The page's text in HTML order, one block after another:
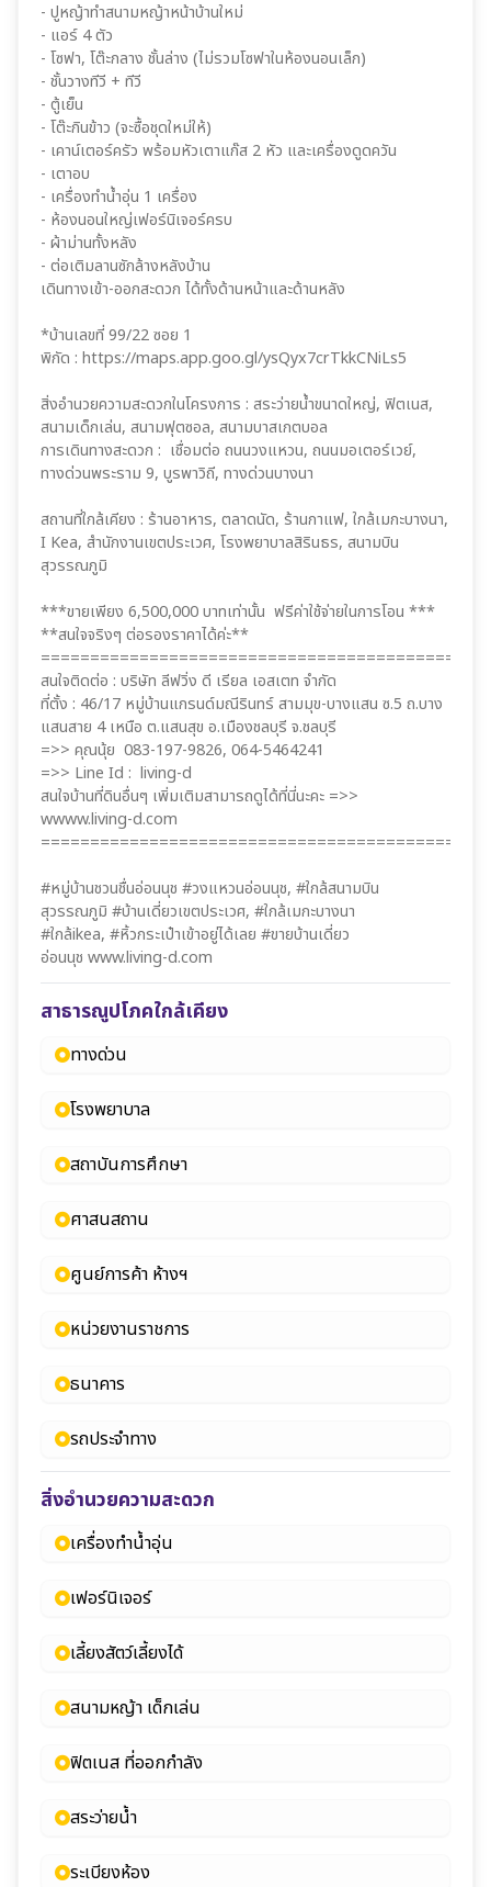
- ปูหญ้าทำสนามหญ้าหน้าบ้านใหม่
- แอร์ 4 ตัว
- โซฟา, โต๊ะกลาง ชั้นล่าง (ไม่รวมโซฟาในห้องนอนเล็ก)
- ชั้นวางทีวี + ทีวี
- ตู้เย็น
- โต๊ะกินข้าว (จะซื้อชุดใหม่ให้)
- เคาน์เตอร์ครัว พร้อมหัวเตาแก๊ส 2 หัว และเครื่องดูดควัน
- เตาอบ
- เครื่องทำน้ำอุ่น 1 เครื่อง
- ห้องนอนใหญ่เฟอร์นิเจอร์ครบ
- ผ้าม่านทั้งหลัง
- ต่อเติมลานซักล้างหลังบ้าน
เดินทางเข้า-ออกสะดวก ได้ทั้งด้านหน้าและด้านหลัง
*บ้านเลขที่ 99/22 ซอย 1
พิกัด : https://maps.app.goo.gl/ysQyx7crTkkCNiLs5
สิ่งอำนวยความสะดวกในโครงการ : สระว่ายน้ำขนาดใหญ่, ฟิตเนส,
สนามเด็กเล่น, สนามฟุตซอล, สนามบาสเกตบอล
การเดินทางสะดวก : เชื่อมต่อ ถนนวงแหวน, ถนนมอเตอร์เวย์,
ทางด่วนพระราม 9, บูรพาวิถี, ทางด่วนบางนา
สถานที่ใกล้เคียง : ร้านอาหาร, ตลาดนัด, ร้านกาแฟ, ใกล้เมกะบางนา,
I Kea, สำนักงานเขตประเวศ, โรงพยาบาลสิรินธร, สนามบิน
สุวรรณภูมิ
***ขายเพียง 6,500,000 บาทเท่านั้น ฟรีค่าใช้จ่ายในการโอน ***
**สนใจจริงๆ ต่อรองราคาได้ค่ะ**
สนใจติดต่อ : บริษัท ลีฟวิ่ง ดี เรียล เอสเตท จำกัด
ที่ตั้ง : 46/17 หมู่บ้านแกรนด์มณีรินทร์ สามมุข-บางแสน ซ.5 ถ.บาง
แสนสาย 4 เหนือ ต.แสนสุข อ.เมืองชลบุรี จ.ชลบุรี
=>> คุณนุ้ย 083-197-9826, 064-5464241
=>> Line Id : living-d
สนใจบ้านที่ดินอื่นๆ เพิ่มเติมสามารถดูได้ที่นี่นะคะ =>>
wwww.living-d.com
#หมู่บ้านชวนชื่นอ่อนนุช #วงแหวนอ่อนนุช, #ใกล้สนามบิน
สุวรรณภูมิ #บ้านเดี่ยวเขตประเวศ, #ใกล้เมกะบางนา
#ใกล้ikea, #หิ้วกระเป๋าเข้าอยู่ได้เลย #ขายบ้านเดี่ยว
อ่อนนุช www.living-d.com
สาธารณูปโภคใกล้เคียง
ทางด่วน
โรงพยาบาล
สถาบันการศึกษา
ศาสนสถาน
ศูนย์การค้า ห้างฯ
หน่วยงานราชการ
ธนาคาร
รถประจำทาง
สิ่งอำนวยความสะดวก
เครื่องทำน้ำอุ่น
เฟอร์นิเจอร์
เลี้ยงสัตว์เลี้ยงได้
สนามหญ้า เด็กเล่น
ฟิตเนส ที่ออกกำลัง
สระว่ายน้ำ
ระเบียงห้อง